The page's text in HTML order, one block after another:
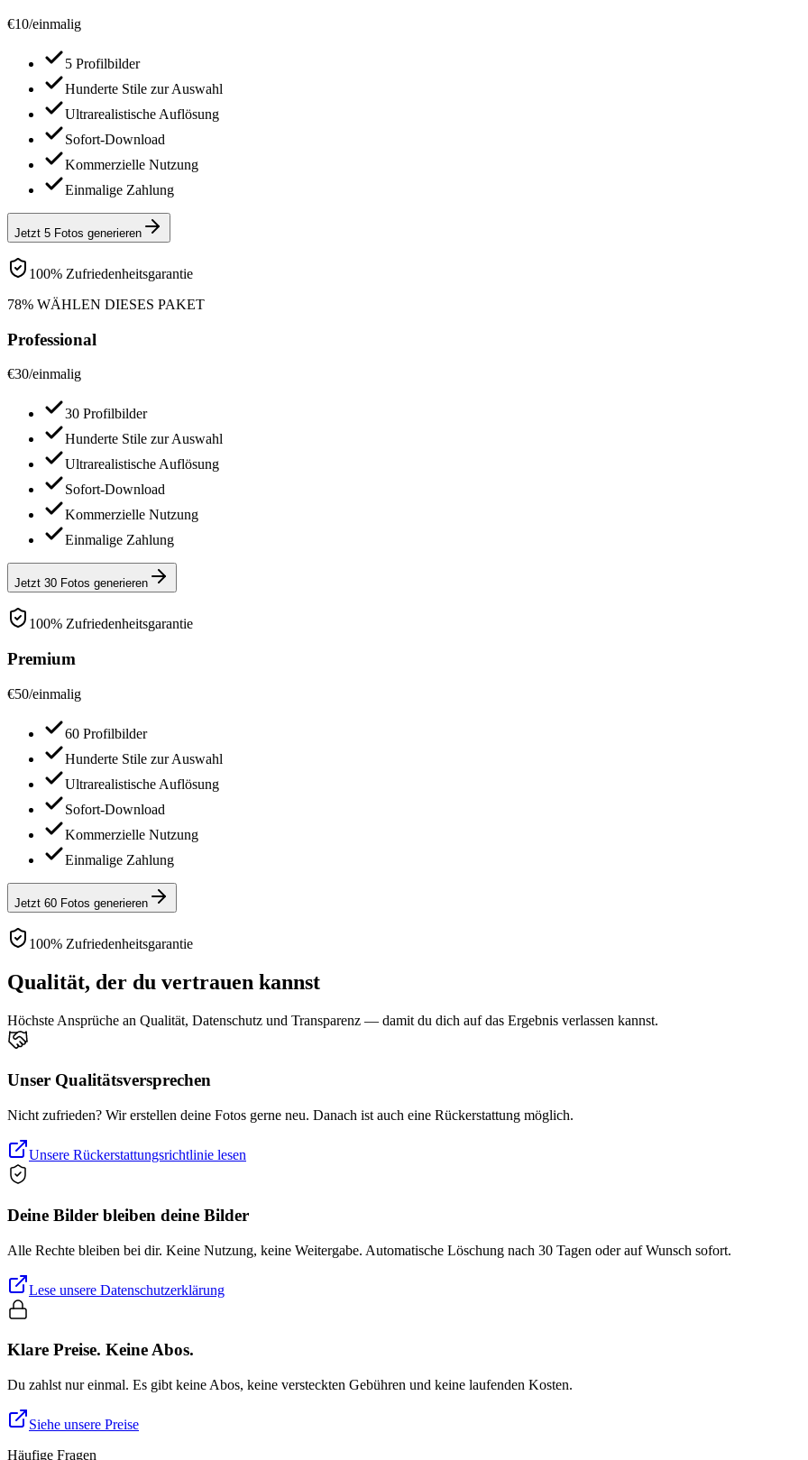
€10/einmalig
5 Profilbilder
Hunderte Stile zur Auswahl
Ultrarealistische Auflösung
Sofort-Download
Kommerzielle Nutzung
Einmalige Zahlung
Jetzt 5 Fotos generieren
100% Zufriedenheitsgarantie
78% WÄHLEN DIESES PAKET
Professional
€30/einmalig
30 Profilbilder
Hunderte Stile zur Auswahl
Ultrarealistische Auflösung
Sofort-Download
Kommerzielle Nutzung
Einmalige Zahlung
Jetzt 30 Fotos generieren
100% Zufriedenheitsgarantie
Premium
€50/einmalig
60 Profilbilder
Hunderte Stile zur Auswahl
Ultrarealistische Auflösung
Sofort-Download
Kommerzielle Nutzung
Einmalige Zahlung
Jetzt 60 Fotos generieren
100% Zufriedenheitsgarantie
Qualität, der du vertrauen kannst
Höchste Ansprüche an Qualität, Datenschutz und Transparenz — damit du dich auf das Ergebnis verlassen kannst.
Unser Qualitätsversprechen
Nicht zufrieden? Wir erstellen deine Fotos gerne neu. Danach ist auch eine Rückerstattung möglich.
Unsere Rückerstattungsrichtlinie lesen
Deine Bilder bleiben deine Bilder
Alle Rechte bleiben bei dir. Keine Nutzung, keine Weitergabe. Automatische Löschung nach 30 Tagen oder auf Wunsch sofort.
Lese unsere Datenschutzerklärung
Klare Preise. Keine Abos.
Du zahlst nur einmal. Es gibt keine Abos, keine versteckten Gebühren und keine laufenden Kosten.
Siehe unsere Preise
Häufige Fragen